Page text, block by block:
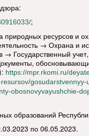
;
природных ресурсов и
→ Охрана и
→ Государственный
https://mpr.rkomi.ru/
obosnovyvayushchie-
образований
по 06.05.2023.